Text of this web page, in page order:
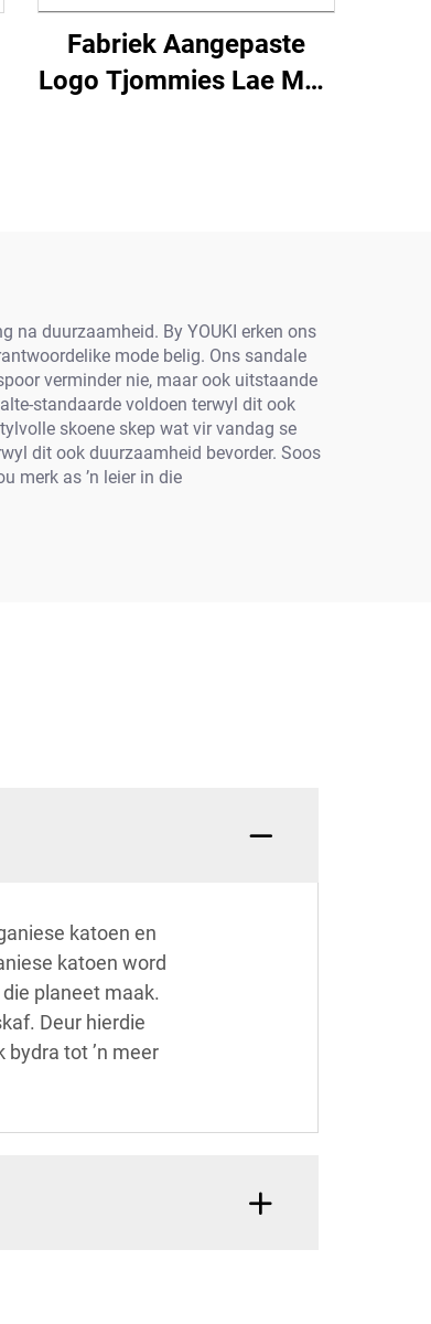
Fabriek Aangepaste
Logo Tjommies Lae Moq
na duurzaamheid. By YOUKI erken ons
mode belig. Ons sandale
verminder nie, maar ook uitstaande
standaarde voldoen terwyl dit ook
skoene skep wat vir vandag se
dit ook duurzaamheid bevorder. Soos
merk as ’n leier in die
katoen en
katoen word
planeet maak.
Deur hierdie
tot ’n meer